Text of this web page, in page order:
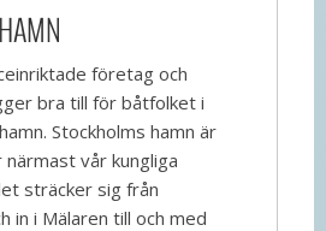
företag och
bra till för båtfolket i
Stockholms hamn är
vår kungliga
sträcker sig från
in i Mälaren till och med